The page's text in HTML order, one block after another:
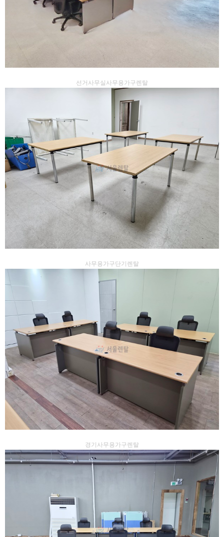
선거사무실사무용가구렌탈
사무용가구단기렌탈
경기사무용가구렌탈